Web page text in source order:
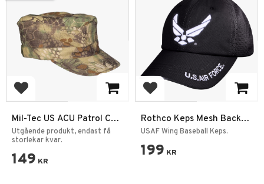
Lägg till i favoriter
Mil-Tec US ACU Patrol Cap
Mandra Woodland
Utgående produkt, endast få
storlekar kvar.
149 KR
Lägg till i favoriter
Rothco Keps Mesh Back
Tactical United States Air
USAF Wing Baseball Keps.
199 KR